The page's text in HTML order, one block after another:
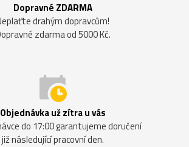
Dopravné ZDARMA
drahým dopravcům!
zdarma od 5000 Kč.
Objednávka už zítra u vás
do 17:00 garantujeme doručení
již následující pracovní den.